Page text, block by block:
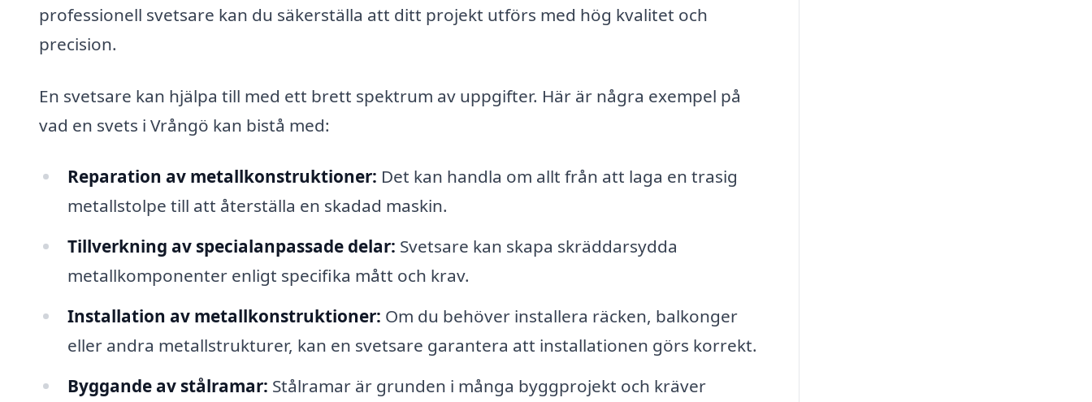
professionell svetsare kan du säkerställa att ditt projekt utförs med hög kvalitet och
precision.
En svetsare kan hjälpa till med ett brett spektrum av uppgifter. Här är några exempel på
vad en svets i Vrångö kan bistå med:
Reparation av metallkonstruktioner: Det kan handla om allt från att laga en trasig
metallstolpe till att återställa en skadad maskin.
Tillverkning av specialanpassade delar: Svetsare kan skapa skräddarsydda
metallkomponenter enligt specifika mått och krav.
Installation av metallkonstruktioner: Om du behöver installera räcken, balkonger
eller andra metallstrukturer, kan en svetsare garantera att installationen görs korrekt.
Byggande av stålramar: Stålramar är grunden i många byggprojekt och kräver